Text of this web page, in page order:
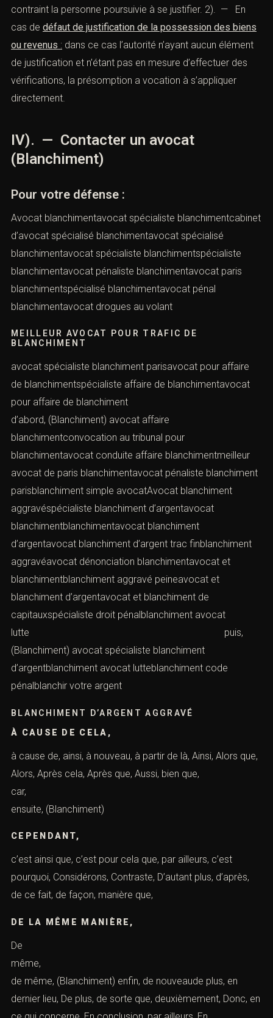
PRÉSENTER :
Survient laproduction d’une succession de justificatifs:
dans ce cas la personne poursuivie apporte1). — un
justificatif de l’opération et l’autorité doit procéder à sa
vérification Si l’autorité estime que ce justificatif ne
permetpas d’assurer la licéité des biens ou des fonds, la
fournirdes explications supplémentaire. a) . — Dans
cette première hypothèse, la présomption du délit de
chargede la preuve mais contraint la personne
poursuivie à se justifier. 2). — En cas de
défaut de
justification de la possession des biens ou revenus
dans ce cas l’autorité n’ayant aucun élément de
justification et n’étant pas en mesure d’effectuer des
vérifications, la présomption a vocation à s’appliquer
directement.
IV). — Contacter un avocat
(Blanchiment)
Pour votre défense :
Avocat blanchimentavocat spécialiste
blanchimentcabinet d’avocat spécialisé
blanchimentavocat spécialisé blanchimentavocat
spécialiste blanchimentspécialiste blanchimentavocat
pénaliste blanchimentavocat paris
blanchimentspécialisé blanchimentavocat pénal
blanchimentavocat drogues au volant
BLANCHIMENT
avocat spécialiste blanchiment parisavocat pour affaire
de blanchimentspécialiste affaire de blanchimentavocat
pour affaire de blanchiment
d’abord, (Blanchiment) avocat affaire
blanchimentconvocation au tribunal pour
blanchimentavocat conduite affaire blanchimentmeilleur
avocat de paris blanchimentavocat pénaliste
blanchiment parisblanchiment simple avocatAvocat
blanchiment aggravéspécialiste blanchiment
blanchiment d’argentavocat blanchiment d’argent trac
finblanchiment aggravéavocat dénonciation
blanchimentavocat et blanchimentblanchiment aggravé
peineavocat et blanchiment d’argentavocat et
blanchiment de capitauxspécialiste droit
pénalblanchiment avocat
lutte puis,
(Blanchiment) avocat spécialiste blanchiment
pénalblanchir votre argent
BLANCHIMENT D’ARGENT AGGRAVÉ
À CAUSE DE CELA,
à cause de, ainsi, à nouveau, à partir de là, Ainsi, Alors
que, Alors, Après cela, Après que, Aussi, bien que,